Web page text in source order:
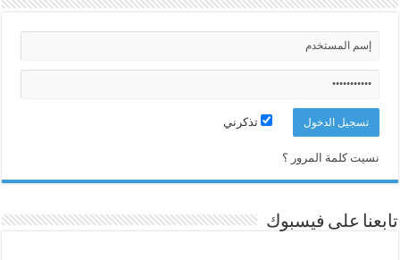
تذكرني
نسيت كلمة المرور ؟
تابعنا على فيسبوك